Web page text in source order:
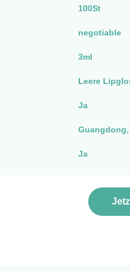
100St
negotiable
3ml
Leere
Ja
Ja